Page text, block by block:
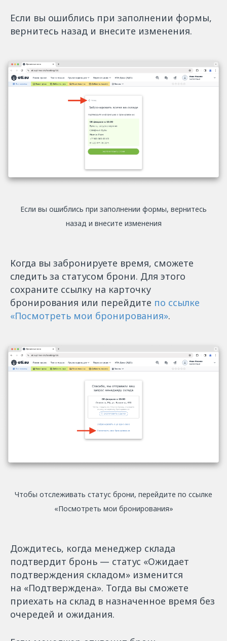
Если вы ошиблись при заполнении формы,
вернитесь назад и внесите изменения.
Если вы ошиблись при заполнении формы, вернитесь
назад и внесите изменения
Когда вы забронируете время, сможете
следить за статусом брони. Для этого
сохраните ссылку на карточку
бронирования или перейдите по ссылке
«Посмотреть мои бронирования».
Чтобы отслеживать статус брони, перейдите по ссылке
«Посмотреть мои бронирования»
Дождитесь, когда менеджер склада
подтвердит бронь — статус «Ожидает
подтверждения складом» изменится
на «Подтверждена». Тогда вы сможете
приехать на склад в назначенное время без
очередей и ожидания.